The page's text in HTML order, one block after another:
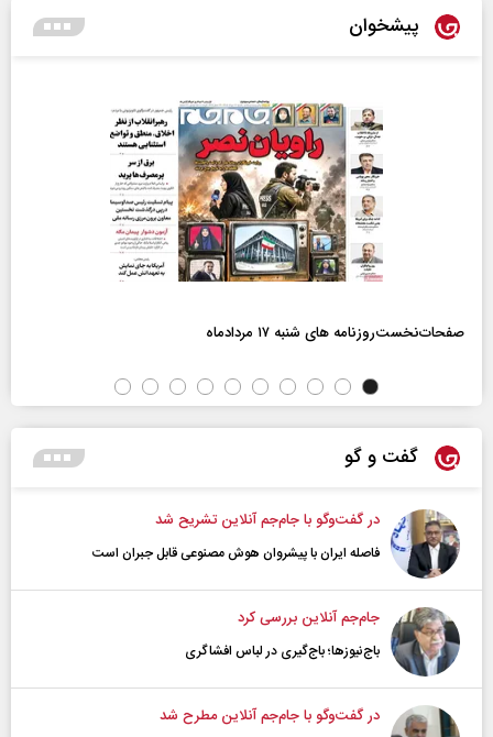
پیشخوان
صفحات‌نخست‌روزنامه ها‌ی شنبه ۱۷ مردادماه
گفت و گو
در گفت‌و‌گو با جام‌جم آنلاین تشریح شد
فاصله ایران با پیشرو‌ان هوش مصنوعی قابل جبران است
جام‌جم آنلاین بررسی کرد
باج‌نیوزها؛ باج‌گیری در لباس افشاگری
در گفت‌و‌گو با جام‌جم آنلاین مطرح شد